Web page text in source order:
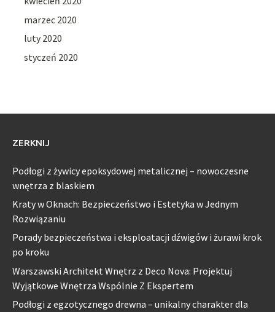
marzec 2020
luty 2020
styczeń 2020
ZERKNIJ
Podłogi z żywicy epoksydowej metalicznej – nowoczesne
wnętrza z blaskiem
Kraty w Oknach: Bezpieczeństwo i Estetyka w Jednym
Rozwiązaniu
Porady bezpieczeństwa i eksploatacji dźwigów i żurawi krok
po kroku
Warszawski Architekt Wnętrz z Deco Nova: Projektuj
Wyjątkowe Wnętrza Wspólnie Z Ekspertem
Podłogi z egzotycznego drewna – unikalny charakter dla